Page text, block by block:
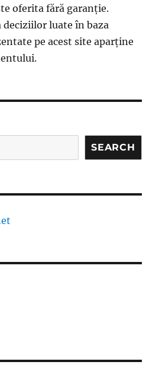
oferita fără garanție.
deciziilor luate în baza
pe acest site aparține
SEARCH